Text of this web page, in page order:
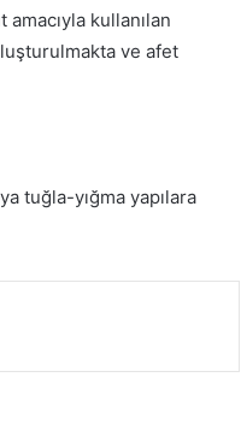
kullanılan
ve afet
tuğla-yığma yapılara